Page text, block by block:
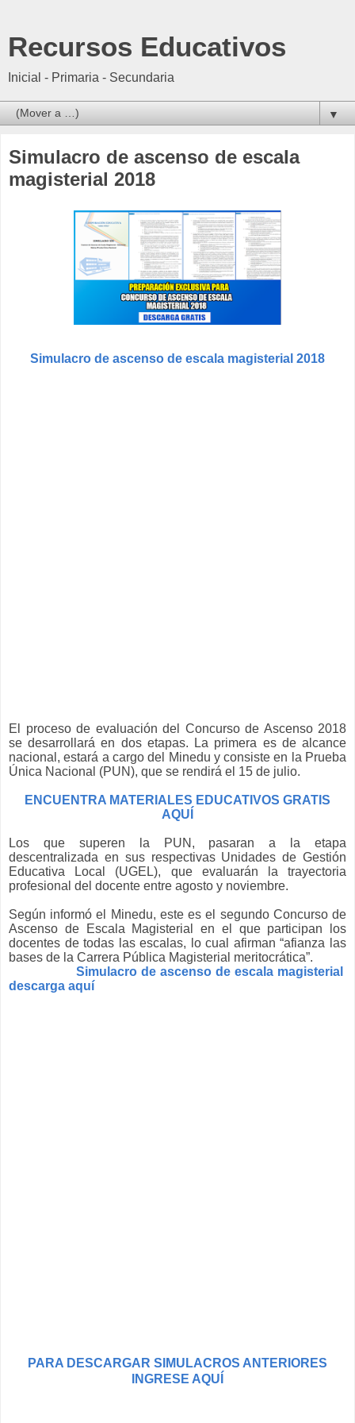
Recursos Educativos
Inicial - Primaria - Secundaria
▼
Simulacro de ascenso de escala
magisterial 2018
Simulacro de ascenso de escala magisterial 2018
El proceso de evaluación del Concurso de Ascenso 2018
se desarrollará en dos etapas. La primera es de alcance
nacional, estará a cargo del Minedu y consiste en la Prueba
Única Nacional (PUN), que se rendirá el 15 de julio.
ENCUENTRA MATERIALES EDUCATIVOS GRATIS
AQUÍ
Los que superen la PUN, pasaran a la etapa
descentralizada en sus respectivas Unidades de Gestión
Educativa Local (UGEL), que evaluarán la trayectoria
profesional del docente entre agosto y noviembre.
Según informó el Minedu, este es el segundo Concurso de
Ascenso de Escala Magisterial en el que participan los
docentes de todas las escalas, lo cual afirman “afianza las
bases de la Carrera Pública Magisterial meritocrática”.
Simulacro de ascenso de escala magisterial
descarga aquí
PARA DESCARGAR SIMULACROS ANTERIORES
INGRESE AQUÍ